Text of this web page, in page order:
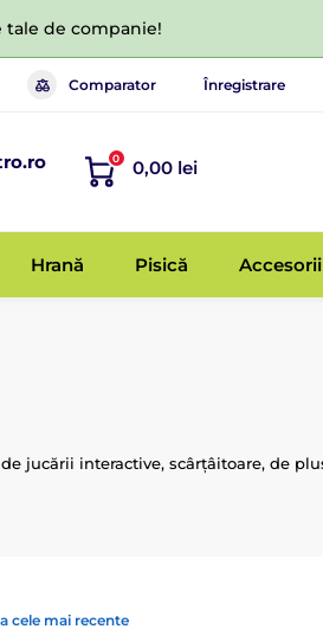
tale de companie!
Comparator Înregistrare
0 0,00 lei
Hrană Pisică Accesorii
jucării interactive, scârțâitoare, de
cele mai recente